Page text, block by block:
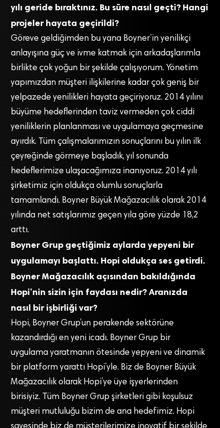
yılı geride bıraktınız. Bu süre nasıl geçti? Hangi
projeler hayata geçirildi?
Göreve geldiğimden bu yana Boyner’in yenilikçi
anlayışına güç ve ivme katmak için arkadaşlarımla
birlikte çok yoğun bir şekilde çalışıyorum. Yönetim
yapımızdan müşteri ilişkilerine kadar çok geniş bir
yelpazede yenilikleri hayata geçiriyoruz. 2014 yılını
büyüme hedeflerinden taviz vermeden çok ciddi
yeniliklerin planlanması ve uygulamaya geçmesine
ayırdık. Tüm çalışmalarımızın sonuçlarını bu yılın ilk
çeyreğinde görmeye başladık, yıl sonunda
hedeflerimize ulaşacağımıza inanıyoruz. 2014 yılı
şirketimiz için oldukça olumlu sonuçlarla
tamamlandı. Boyner Büyük Mağazacılık olarak 2014
yılında net satışlarımız geçen yıla göre yüzde 18,2
arttı.
Boyner Grup geçtiğimiz aylarda yepyeni bir
uygulamayı başlattı. Hopi oldukça ses getirdi.
Boyner Mağazacılık açısından bakıldığında
Hopi’nin sizin için faydası nedir? Aranızda
nasıl bir işbirliği var?
Hopi, Boyner Grup’un perakende sektörüne
kazandırdığı en yeni icadı. Boyner Grup bir
uygulama yaratmanın ötesinde yepyeni ve dinamik
bir platform yarattı Hopi’yle. Biz de Boyner Büyük
Mağazacılık olarak Hopi’ye üye işyerlerinden
birisiyiz. Tüm Boyner Grup şirketleri gibi koşulsuz
müşteri mutluluğu bizim de ana hedefimiz. Hopi